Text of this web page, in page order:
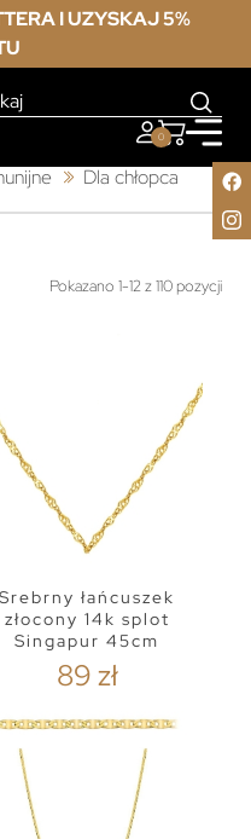
I UZYSKAJ 5%
0
Dla chłopca
Pokazano 1-12 z 110 pozycji
Srebrny łańcuszek
złocony 14k splot
Singapur 45cm
89 zł